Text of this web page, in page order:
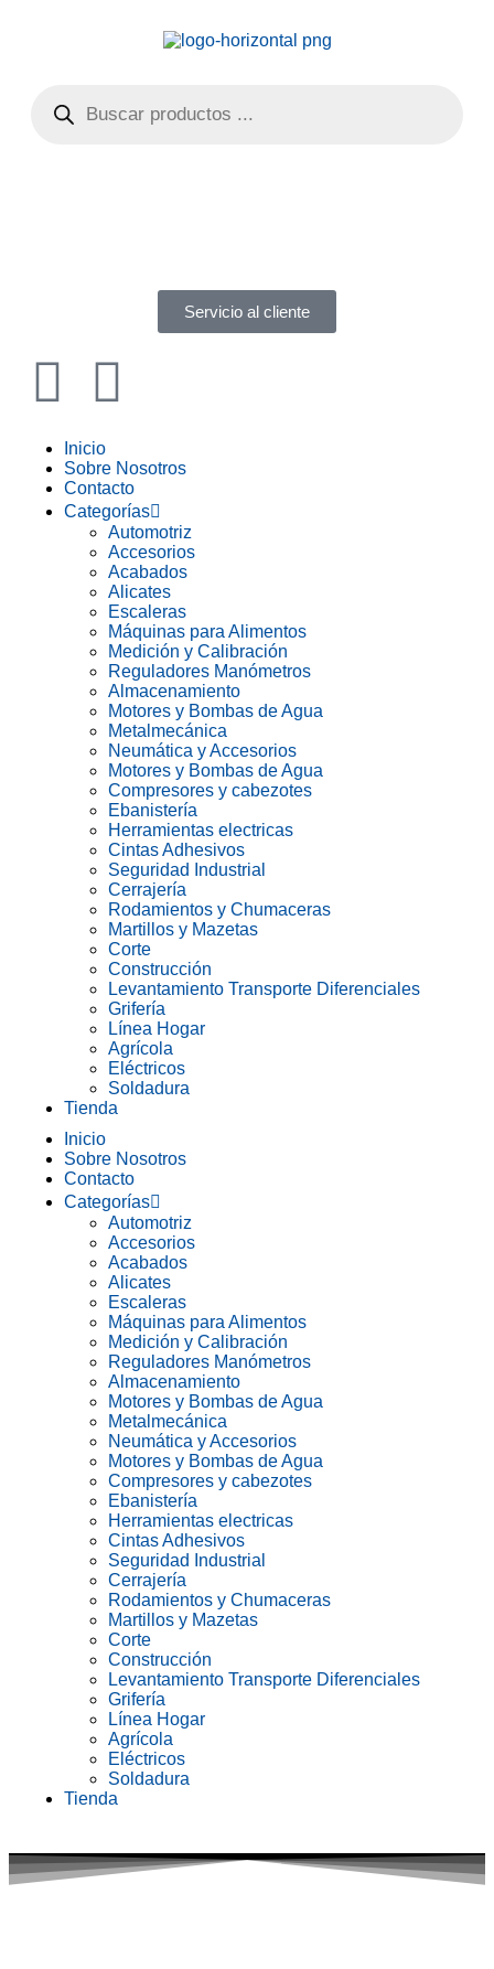
Servicio al cliente
Inicio
Sobre Nosotros
Contacto
Categorías
Automotriz
Accesorios
Acabados
Alicates
Escaleras
Máquinas para Alimentos
Medición y Calibración
Reguladores Manómetros
Almacenamiento
Motores y Bombas de Agua
Metalmecánica
Neumática y Accesorios
Motores y Bombas de Agua
Compresores y cabezotes
Ebanistería
Herramientas electricas
Cintas Adhesivos
Seguridad Industrial
Cerrajería
Rodamientos y Chumaceras
Martillos y Mazetas
Corte
Construcción
Levantamiento Transporte Diferenciales
Grifería
Línea Hogar
Agrícola
Eléctricos
Soldadura
Tienda
Inicio
Sobre Nosotros
Contacto
Categorías
Automotriz
Accesorios
Acabados
Alicates
Escaleras
Máquinas para Alimentos
Medición y Calibración
Reguladores Manómetros
Almacenamiento
Motores y Bombas de Agua
Metalmecánica
Neumática y Accesorios
Motores y Bombas de Agua
Compresores y cabezotes
Ebanistería
Herramientas electricas
Cintas Adhesivos
Seguridad Industrial
Cerrajería
Rodamientos y Chumaceras
Martillos y Mazetas
Corte
Construcción
Levantamiento Transporte Diferenciales
Grifería
Línea Hogar
Agrícola
Eléctricos
Soldadura
Tienda